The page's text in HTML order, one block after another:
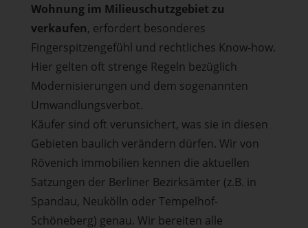
Wohnung im Milieuschutzgebiet zu
verkaufen, erfordert besonderes
Fingerspitzengefühl und rechtliches Know-how.
Hier gelten oft strenge Regeln bezüglich
Modernisierungen und dem sogenannten
Umwandlungsverbot.
Käufer sind oft verunsichert, was sie in diesen
Gebieten baulich verändern dürfen. Wir von
Rövenich Immobilien kennen die aktuellen
Satzungen der Berliner Bezirksämter (z.B. in
Spandau, Neukölln oder Tempelhof-
Schöneberg) genau. Wir bereiten alle